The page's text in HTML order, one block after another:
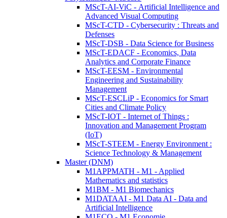
MScT-AI-ViC - Artificial Intelligence and
Advanced Visual Computing
MScT-CTD - Cybersecurity : Threats and
Defenses
MScT-DSB - Data Science for Business
MScT-EDACF - Economics, Data
Analytics and Corporate Finance
MScT-EESM - Environmental
Engineering and Sustainability
Management
MScT-ESCLiP - Economics for Smart
Cities and Climate Policy
MScT-IOT - Internet of Things :
Innovation and Management Program
(IoT)
MScT-STEEM - Energy Environment :
Science Technology & Management
Master (DNM)
M1APPMATH - M1 - Applied
Mathematics and statistics
M1BM - M1 Biomechanics
M1DATAAI - M1 Data AI - Data and
Artificial Intelligence